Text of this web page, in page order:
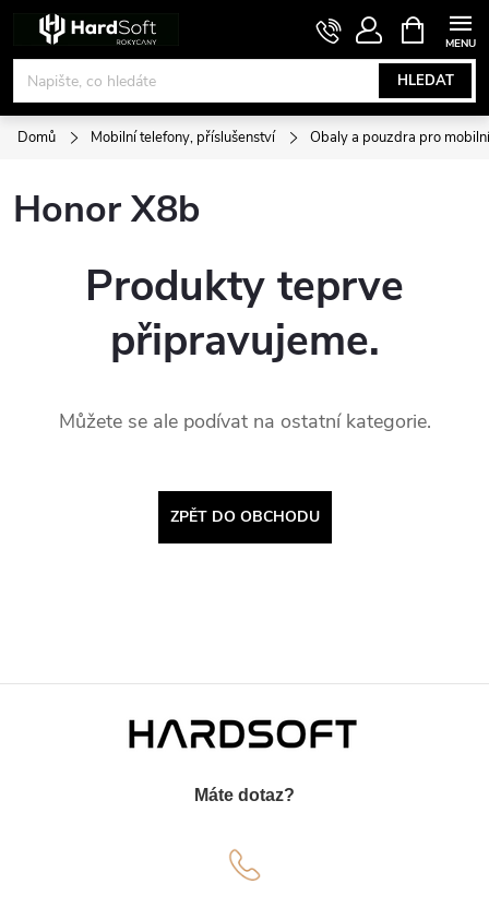
obsah
HLEDAT
NÁKUPNÍ
KOŠÍK
Domů Mobilní telefony, příslušenství Obaly a pouzdra pro
Honor X8b
Produkty teprve
připravujeme.
Můžete se ale podívat na ostatní kategorie.
ZPĚT DO OBCHODU
Máte dotaz?